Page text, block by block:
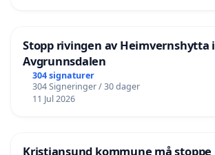
Stopp rivingen av Heimvernshytta i
Avgrunnsdalen
304 signaturer
304 Signeringer / 30 dager
11 Jul 2026
Kristiansund kommune må stoppe